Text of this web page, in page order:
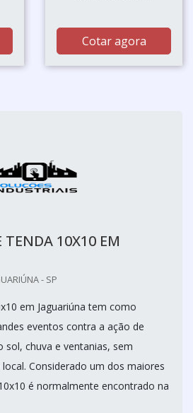
Cotar agora
TENDA 10X10 EM
- SP
em Jaguariúna tem como
eventos contra a ação de
chuva e ventanias, sem
Considerado um dos maiores
é normalmente encontrado na